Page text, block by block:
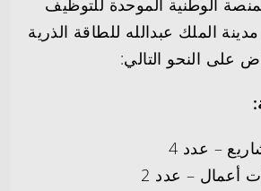
الملك عبدالله للطاقة الذرية
على النحو التالي:
– عدد 4
أعمال – عدد 2